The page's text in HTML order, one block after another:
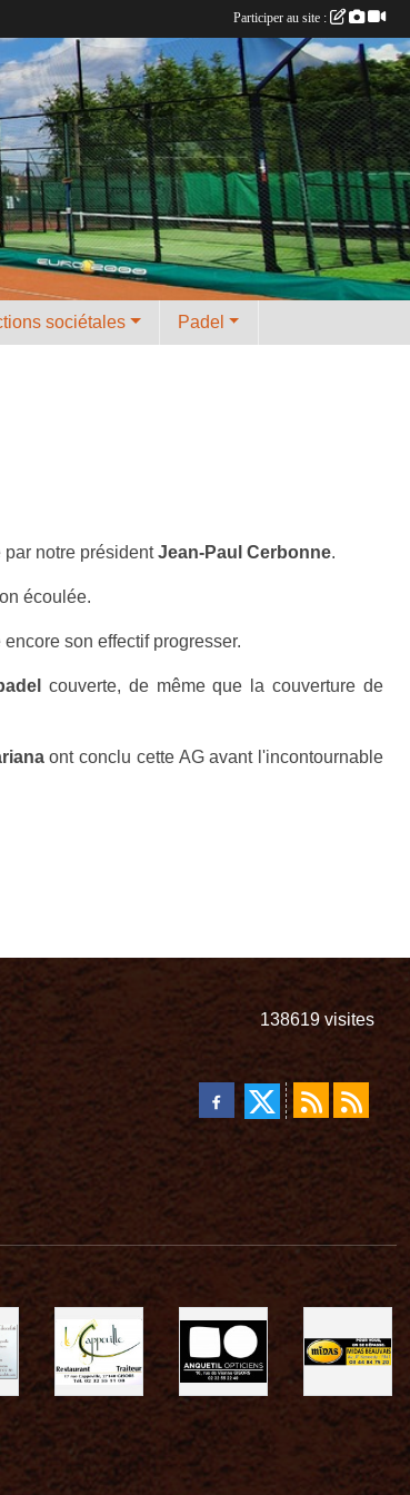
sociétales Padel
par notre présidentJean-Paul Cerbonne.
écoulée.
son effectif progresser.
couverte, de même que la couverture de
ont conclu cette AG avant l'incontournable
138619 visites
Participer au site :